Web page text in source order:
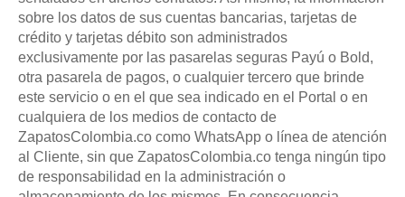
sobre los datos de sus cuentas bancarias, tarjetas de
crédito y tarjetas débito son administrados
exclusivamente por las pasarelas seguras Payú o Bold,
otra pasarela de pagos, o cualquier tercero que brinde
este servicio o en el que sea indicado en el Portal o en
cualquiera de los medios de contacto de
ZapatosColombia.co como WhatsApp o línea de atención
al Cliente, sin que ZapatosColombia.co tenga ningún tipo
de responsabilidad en la administración o